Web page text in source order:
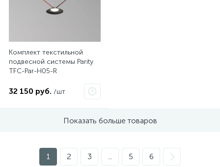
Комплект текстильной
подвесной системы Parity
TFC-Par-H05-R
32 150 руб. /шт
Показать больше товаров
1 2 3 ... 5 6